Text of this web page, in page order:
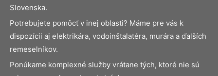
Slovenska.
Potrebujete pomôcť v inej oblasti? Máme pre vás k
dispozícii aj elektrikára, vodoinštalatéra, murára a ďalších
remeselníkov.
Ponúkame komplexné služby vrátane tých, ktoré nie sú